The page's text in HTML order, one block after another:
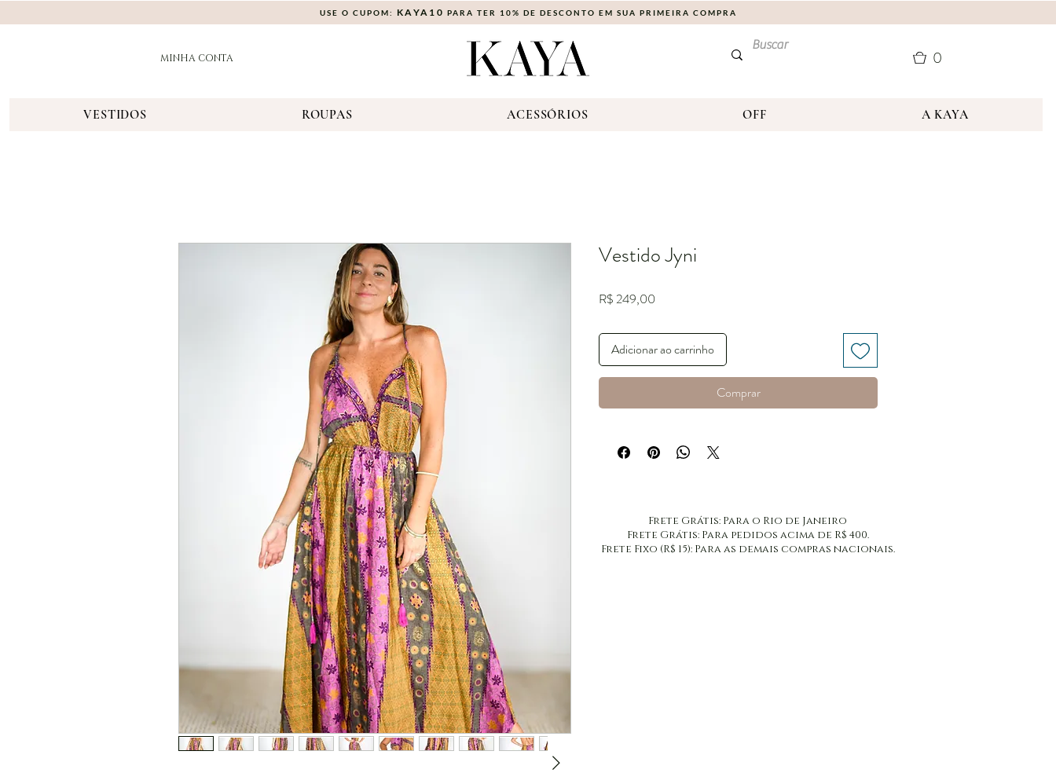
USE O CUPOM: KAYA10 PARA TER 10% DE DESCONTO EM SUA PRIMEIRA COMPRA
MINHA CONTA 0
VESTIDOS ROUPAS ACESSÓRIOS OFF A KAYA
Vestido Jyni
R$ 249,00
Adicionar ao carrinho
Comprar
​Frete Grátis: Para o Rio de Janeiro
​Frete Grátis: Para pedidos acima de R$ 400.
Frete Fixo (R$ 15): Para as demais compras nacionais.